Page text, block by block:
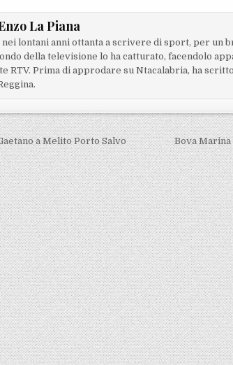
La Piana
nei lontani anni ottanta a scrivere di sport, per un
della televisione lo ha catturato, facendolo
RTV. Prima di approdare su Ntacalabria, ha
a Melito Porto Salvo Bova